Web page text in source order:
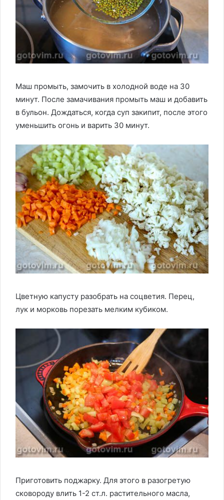
Маш промыть, замочить в холодной воде на 30
минут. После замачивания промыть маш и добавить
в бульон. Дождаться, когда суп закипит, после этого
уменьшить огонь и варить 30 минут.
Цветную капусту разобрать на соцветия. Перец,
лук и морковь порезать мелким кубиком.
Приготовить поджарку. Для этого в разогретую
сковороду влить 1-2 ст.л. растительного масла,